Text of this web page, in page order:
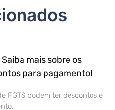
mais sobre os
para pagamento!
FGTS podem ter descontos e